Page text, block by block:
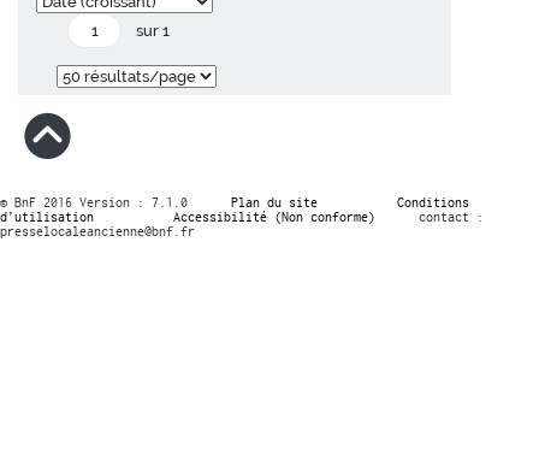
sur 1
© BnF 2016 Version : 7.1.0 Plan du site
Conditions
d’utilisation
Accessibilité (Non conforme)
contact :
presselocaleancienne@bnf.fr